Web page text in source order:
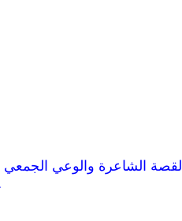
القصة الشاعرة والوعي